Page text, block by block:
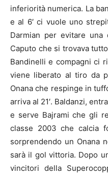
inferiorità numerica. La
e al 6′ ci vuole uno
Darmian per evitare
Caputo che si trovava
Bandinelli e compagni ci
viene liberato al tiro da
Onana che respinge in
arriva al 21′. Baldanzi,
e serve Bajrami che gli
classe 2003 che calcia
sorprendendo un Onana
sarà il gol vittoria. Dopo
vincitori della